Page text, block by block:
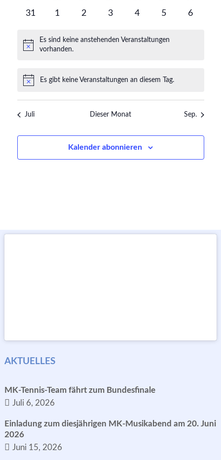
Veranstaltungen
Veranstaltungen
Veranstaltungen
Veranstaltungen
Veranstaltungen
0
31
0
1
0
2
0
3
0
4
0
5
0
6
Hinweis
Es sind keine anstehenden Veranstaltungen
vorhanden.
Hinweis
Es gibt keine Veranstaltungen an diesem Tag.
Juli Dieser Monat Sep.
Kalender abonnieren
AKTUELLES
MK-Tennis-Team fährt zum Bundesfinale
Juli 6, 2026
Einladung zum diesjährigen MK-Musikabend am 20. Juni
2026
Juni 15, 2026